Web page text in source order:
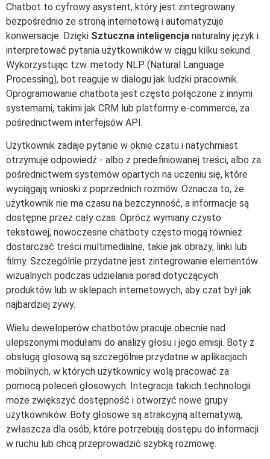
Chatbot to cyfrowy asystent, który jest zintegrowany
bezpośrednio ze stroną internetową i automatyzuje
konwersacje. Dzięki Sztuczna inteligencja naturalny język i
interpretować pytania użytkowników w ciągu kilku sekund.
Wykorzystując tzw. metody NLP (Natural Language
Processing), bot reaguje w dialogu jak ludzki pracownik.
Oprogramowanie chatbota jest często połączone z innymi
systemami, takimi jak CRM lub platformy e-commerce, za
pośrednictwem interfejsów API.
Użytkownik zadaje pytanie w oknie czatu i natychmiast
otrzymuje odpowiedź - albo z predefiniowanej treści, albo za
pośrednictwem systemów opartych na uczeniu się, które
wyciągają wnioski z poprzednich rozmów. Oznacza to, że
użytkownik nie ma czasu na bezczynność, a informacje są
dostępne przez cały czas. Oprócz wymiany czysto
tekstowej, nowoczesne chatboty często mogą również
dostarczać treści multimedialne, takie jak obrazy, linki lub
filmy. Szczególnie przydatne jest zintegrowanie elementów
wizualnych podczas udzielania porad dotyczących
produktów lub w sklepach internetowych, aby czat był jak
najbardziej żywy.
Wielu deweloperów chatbotów pracuje obecnie nad
ulepszonymi modułami do analizy głosu i jego emisji. Boty z
obsługą głosową są szczególnie przydatne w aplikacjach
mobilnych, w których użytkownicy wolą pracować za
pomocą poleceń głosowych. Integracja takich technologii
może zwiększyć dostępność i otworzyć nowe grupy
użytkowników. Boty głosowe są atrakcyjną alternatywą,
zwłaszcza dla osób, które potrzebują dostępu do informacji
w ruchu lub chcą przeprowadzić szybką rozmowę.